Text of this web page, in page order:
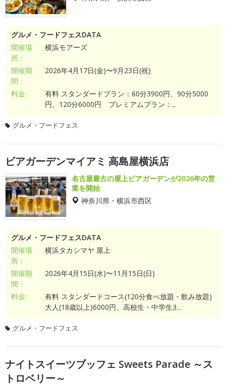
グルメ・フードフェスDATA
開催場
所：
横浜モアーズ
開催期
間：
2026年4月17日(金)〜9月23日(祝)
料金:
有料 スタンダードプラン：60分3900円、90分5000
円、120分6000円 プレミアムプラン：...
グルメ・フードフェス
ビアガーデンマイアミ 高島屋横浜店
名古屋最古の屋上ビアガーデンが2026年の営
業を開始
神奈川県・横浜市西区
グルメ・フードフェスDATA
開催場
所：
横浜タカシマヤ 屋上
開催期
間：
2026年4月15日(水)〜11月15日(日)
料金:
有料 スタンダードコース(120分食べ放題・飲み放題)
大人(18歳以上)6000円、高校生・中学生3...
グルメ・フードフェス
ナイトスイーツブッフェ Sweets Parade ～ス
トロベリー～